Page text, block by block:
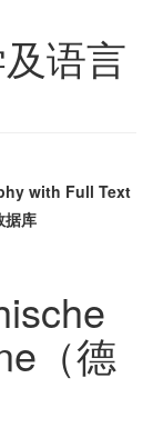
语言
with Full Text
据库
（德